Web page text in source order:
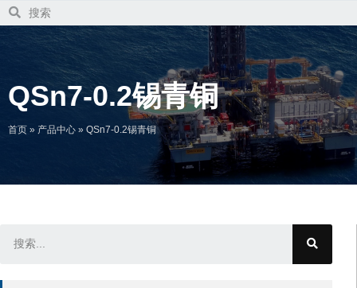
QSn7-0.2锡青铜
首页 » 产品中心 » QSn7-0.2锡青铜